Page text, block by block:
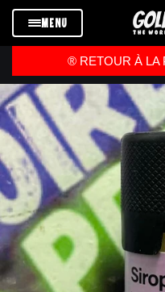
Passer au
contenuMENU
®️ RETOUR À LA